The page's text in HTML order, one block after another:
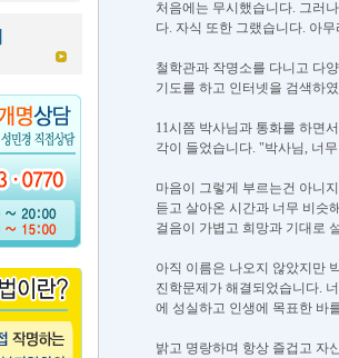
처음에는 무시했습니다. 그러
다. 자식 또한 그랬습니다. 아
철학관과 작명소를 다니고 다
기도를 하고 인터넷을 검색하
11시쯤 박사님과 통화를 하면
각이 들었습니다. "박사님, 너
마음이 그렇게 부르는건 아니
듣고 살아온 시간과 너무 비슷
걸음이 가볍고 희망과 기대로
아직 이름은 나오지 않았지만
진학문제가 해결되었습니다.
에 성실하고 인생에 목표한 바
밝고 명랑하며 항상 즐겁고 자